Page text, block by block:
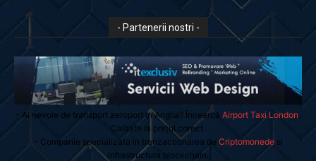
- Partenerii nostri -
- Ai nevoie de transport aeroport in Anglia? Încearcă Airport Taxi London
Calitate la prețul corect.
- Companie specializata in tranzactionarea de Criptomonedesi
infrastructura blockchain.